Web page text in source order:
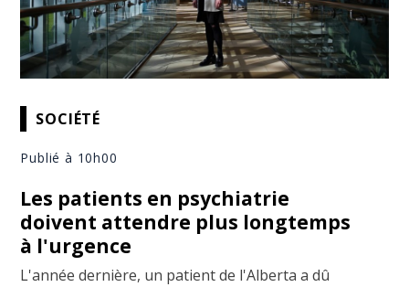
SOCIÉTÉ
Publié à 10h00
Les patients en psychiatrie
doivent attendre plus longtemps
à l'urgence
L'année dernière, un patient de l'Alberta a dû